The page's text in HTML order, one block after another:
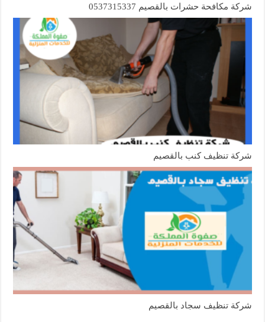
شركة مكافحة حشرات بالقصيم 0537315337
شركة تنظيف كنب بالقصيم
شركة تنظيف سجاد بالقصيم